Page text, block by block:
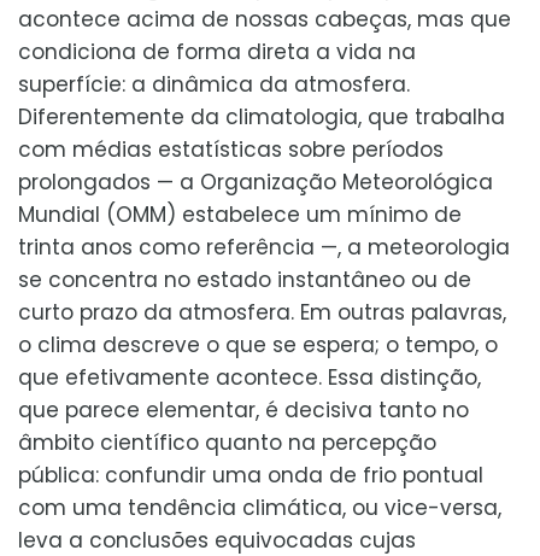
acontece acima de nossas cabeças, mas que
condiciona de forma direta a vida na
superfície: a dinâmica da atmosfera.
Diferentemente da climatologia, que trabalha
com médias estatísticas sobre períodos
prolongados — a Organização Meteorológica
Mundial (OMM) estabelece um mínimo de
trinta anos como referência —, a meteorologia
se concentra no estado instantâneo ou de
curto prazo da atmosfera. Em outras palavras,
o clima descreve o que se espera; o tempo, o
que efetivamente acontece. Essa distinção,
que parece elementar, é decisiva tanto no
âmbito científico quanto na percepção
pública: confundir uma onda de frio pontual
com uma tendência climática, ou vice-versa,
leva a conclusões equivocadas cujas